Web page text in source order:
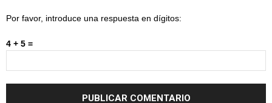
Por favor, introduce una respuesta en dígitos:
4 + 5 =